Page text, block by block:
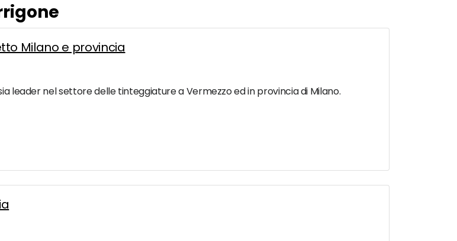
Milano e provincia
leader nel settore delle tinteggiature a Vermezzo ed in provincia di Milano.